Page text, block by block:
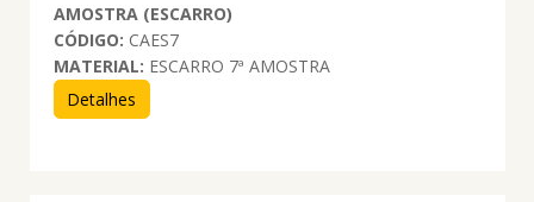
AMOSTRA (ESCARRO)
CÓDIGO: CAES7
MATERIAL: ESCARRO 7ª AMOSTRA
Detalhes